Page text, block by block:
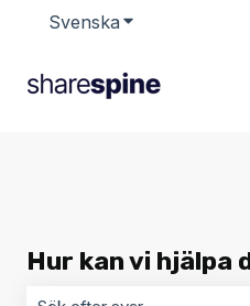
Svenska Visa
Hur kan vi hjälpa